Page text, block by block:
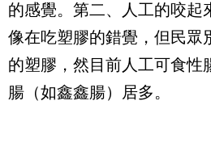
的感覺。第二、人工的咬起
像在吃塑膠的錯覺，但民眾
的塑膠，然目前人工可食性
腸（如鑫鑫腸）居多。